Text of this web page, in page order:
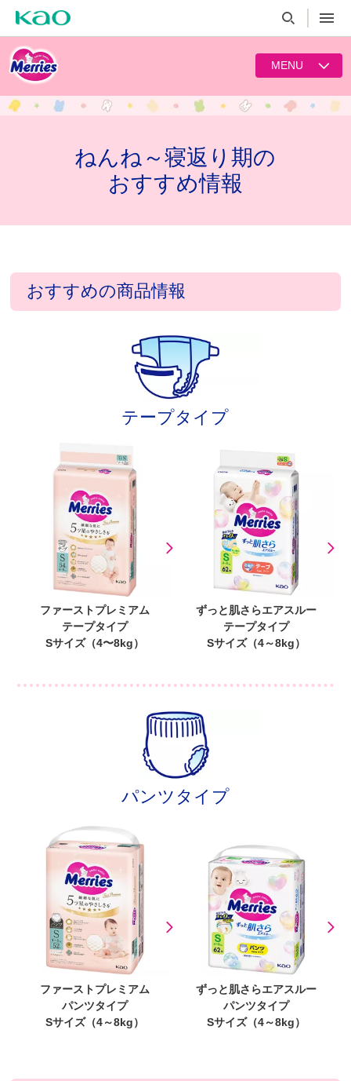
MENU
ねんね～寝返り期の
おすすめ情報
おすすめの商品情報
テープタイプ
ファーストプレミアム
テープタイプ
Sサイズ（4〜8kg）
ずっと肌さらエアスルー
テープタイプ
Sサイズ（4～8kg）
パンツタイプ
ファーストプレミアム
パンツタイプ
Sサイズ（4～8kg）
ずっと肌さらエアスルー
パンツタイプ
Sサイズ（4～8kg）